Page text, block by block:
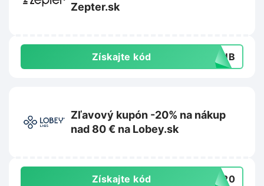
Zepter.sk
Získajte kód CLUB
Zľavový kupón -20% na nákup
nad 80 € na Lobey.sk
Získajte kód OB20